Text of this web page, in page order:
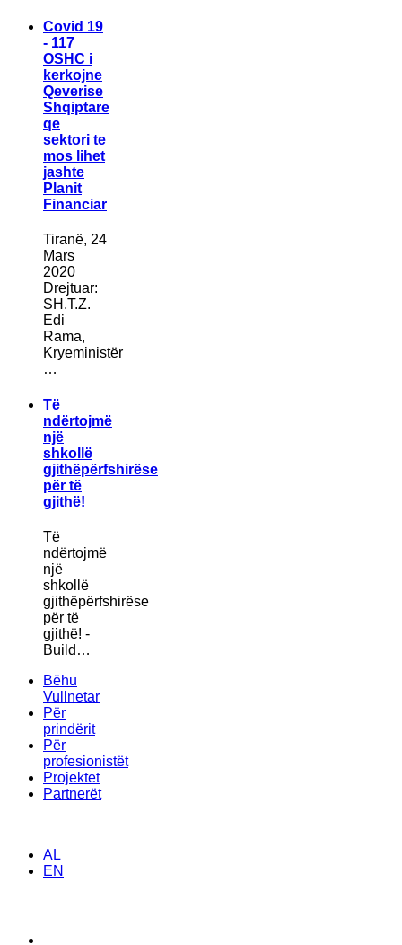
Covid 19
- 117
OSHC i
kerkojne
Qeverise
Shqiptare
qe
sektori te
mos lihet
jashte
Planit
Financiar
Tiranë, 24
Mars
2020
Drejtuar:
SH.T.Z.
Edi
Rama,
Kryeministër
…
Të
ndërtojmë
një
shkollë
gjithëpërfshirëse
për të
gjithë!
Të
ndërtojmë
një
shkollë
gjithëpërfshirëse
për të
gjithë! -
Build…
Bëhu
Vullnetar
Për
prindërit
Për
profesionistët
Projektet
Partnerët
AL
EN